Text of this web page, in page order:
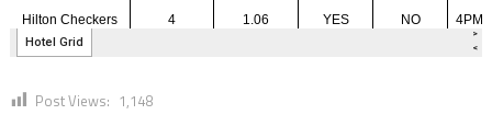
Post Views: 1,148